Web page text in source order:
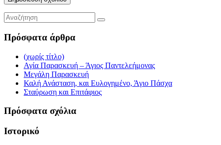
Πρόσφατα άρθρα
(χωρίς τίτλο)
Αγία Παρασκευή – Άγιος Παντελεήμονας
Μεγάλη Παρασκευή
Καλή Ανάσταση, και Ευλογημένο, Άγιο Πάσχα
Σταύρωση και Επιτάφιος
Πρόσφατα σχόλια
Ιστορικό